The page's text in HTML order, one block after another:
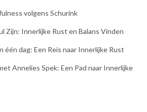
volgens Schurink
Zijn: Innerlijke Rust en Balans Vinden
dag: Een Reis naar Innerlijke Rust
Annelies Spek: Een Pad naar Innerlijke